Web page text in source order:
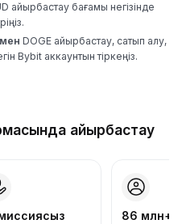
айырбастау бағамы негізінде
DOGE айырбастау, сатып алу,
Bybit аккаунтын тіркеңіз.
айырбастау
86 млн+